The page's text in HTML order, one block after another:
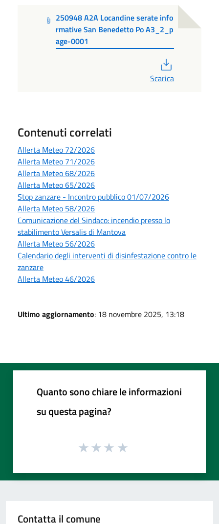
250948 A2A Locandine serate info
rmative San Benedetto Po A3_2_p
age-0001
Scarica
Contenuti correlati
Allerta Meteo 72/2026
Allerta Meteo 71/2026
Allerta Meteo 68/2026
Allerta Meteo 65/2026
Stop zanzare - Incontro pubblico 01/07/2026
Allerta Meteo 58/2026
Comunicazione del Sindaco: incendio presso lo
stabilimento Versalis di Mantova
Allerta Meteo 56/2026
Calendario degli interventi di disinfestazione contro le
zanzare
Allerta Meteo 46/2026
Ultimo aggiornamento: 18 novembre 2025, 13:18
Quanto sono chiare le informazioni
su questa pagina?
Contatta il comune